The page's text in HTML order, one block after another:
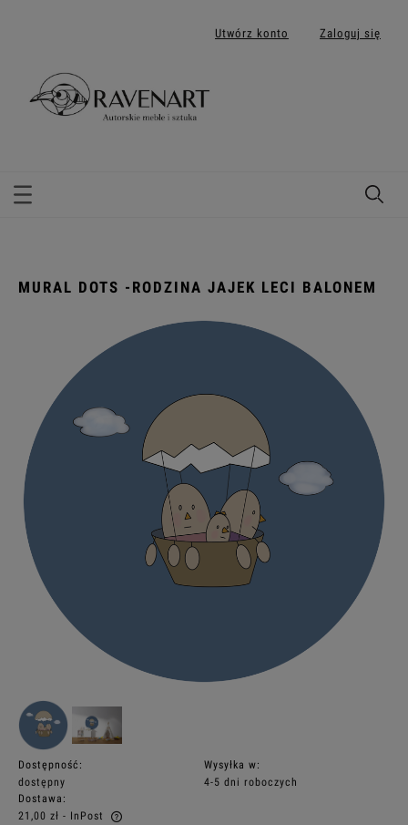
Utwórz konto Zaloguj się
MURAL DOTS -RODZINA JAJEK LECI BALONEM
Dostępność:
dostępny
Wysyłka w:
4-5 dni roboczych
Dostawa:
21,00 zł - InPost